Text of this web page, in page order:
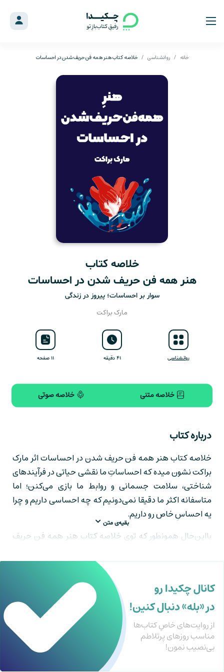
خانه روانشناسی خلاصه کتاب هنر همه فن حریف شدن در احساسات
خلاصه کتاب
هنر همه فن حریف شدن در احساسات
سوار بر احساسات؛ پیروز در زندگی
مارک براکت
روانشناسی ۴۱ دقیقه ۱۱ صفحه
خلاصه متنی خلاصه صوتی
درباره کتاب
خلاصه کتاب هنر همه فن حریف شدن در احساسات اثر مارک
براکت نشون میده که احساساتِ ما نقشی حیاتی در فرآیندهای
شناختی، سلامت جسمانی و روابط ما بازی می‌کنن؛ اما
متاسفانه اکثر ما دقیقا نمی‌دونیم که چه احساسی داریم و چرا
یه احساسِ خاص رو داریم.
بااین‌حال همونطور که توی خلاصه کتاب هنر همه فن حریف
عاطفی و احساسی رو یاد بگیریم تا درنهایت هوش هیجانی
توی این خلاصه کتاب قراره یاد بگیری که تا احساسات خودت رو
شناسایی کنی، بفهمی که از کجا سرچشمه می‌گیرن و
محرک‌های احساسیت رو کنترل کنی. همونطور که مارک براکت
در این کتاب بهمون نشون میده، اگه به خودمون اجازه بدیم که
احساساتمون رو همونطوری که هستن ببینیم و بپذیریم،
بقیه‌ی متن